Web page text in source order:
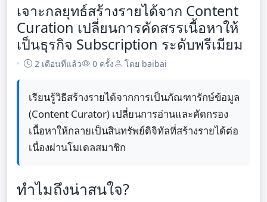
เจาะกลยุทธ์สร้างรายได้จาก Content
Curation เปลี่ยนการคัดสรรเนื้อหาให้
เป็นธุรกิจ Subscription ระดับพรีเมียม
2 เดือนที่แล้ว 0 ครั้ง โดย baibai
เรียนรู้วิธีสร้างรายได้จากการเป็นภัณฑารักษ์ข้อมูล
(Content Curator) เปลี่ยนการอ่านและคัดกรอง
เนื้อหาให้กลายเป็นสินทรัพย์ดิจิทัลที่สร้างรายได้ต่อ
เนื่องผ่านโมเดลสมาชิก
ทำไมถึงน่าสนใจ?